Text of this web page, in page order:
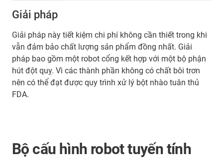
Giải pháp
Giải pháp này tiết kiệm chi phí không cần thiết trong khi
vẫn đảm bảo chất lượng sản phẩm đồng nhất. Giải
pháp bao gồm một robot cổng kết hợp với một bộ phận
hút đột quỵ. Vì các thành phần không có chất bôi trơn
nên có thể đạt được quy trình xử lý bột nhào tuân thủ
FDA.
Bộ cấu hình robot tuyến tính